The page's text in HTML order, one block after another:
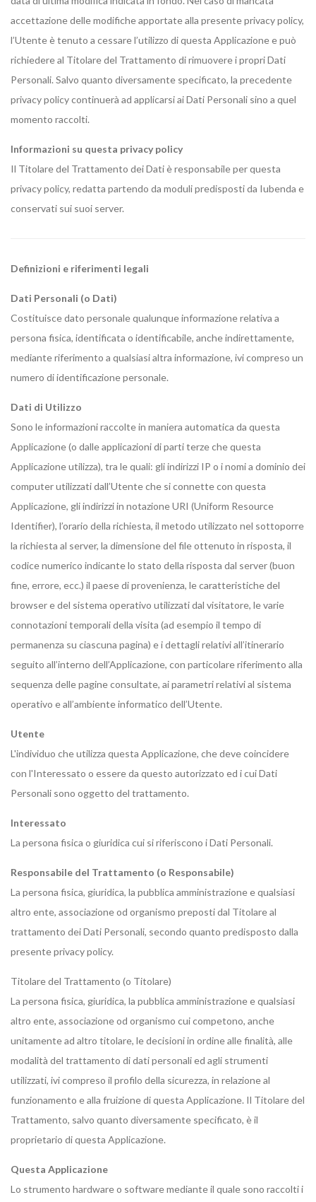
accettazione delle modifiche apportate alla presente privacy policy,
l’Utente è tenuto a cessare l’utilizzo di questa Applicazione e può
richiedere al Titolare del Trattamento di rimuovere i propri Dati
Personali. Salvo quanto diversamente specificato, la precedente
privacy policy continuerà ad applicarsi ai Dati Personali sino a quel
momento raccolti.
Informazioni su questa privacy policy
Il Titolare del Trattamento dei Dati è responsabile per questa
privacy policy, redatta partendo da moduli predisposti da Iubenda e
conservati sui suoi server.
Definizioni e riferimenti legali
Dati Personali (o Dati)
Costituisce dato personale qualunque informazione relativa a
persona fisica, identificata o identificabile, anche indirettamente,
mediante riferimento a qualsiasi altra informazione, ivi compreso un
numero di identificazione personale.
Dati di Utilizzo
Sono le informazioni raccolte in maniera automatica da questa
Applicazione (o dalle applicazioni di parti terze che questa
Applicazione utilizza), tra le quali: gli indirizzi IP o i nomi a dominio dei
computer utilizzati dall’Utente che si connette con questa
Applicazione, gli indirizzi in notazione URI (Uniform Resource
Identifier), l’orario della richiesta, il metodo utilizzato nel sottoporre
la richiesta al server, la dimensione del file ottenuto in risposta, il
codice numerico indicante lo stato della risposta dal server (buon
fine, errore, ecc.) il paese di provenienza, le caratteristiche del
browser e del sistema operativo utilizzati dal visitatore, le varie
connotazioni temporali della visita (ad esempio il tempo di
permanenza su ciascuna pagina) e i dettagli relativi all’itinerario
seguito all’interno dell’Applicazione, con particolare riferimento alla
sequenza delle pagine consultate, ai parametri relativi al sistema
operativo e all’ambiente informatico dell’Utente.
Utente
L'individuo che utilizza questa Applicazione, che deve coincidere
con l'Interessato o essere da questo autorizzato ed i cui Dati
Personali sono oggetto del trattamento.
Interessato
La persona fisica o giuridica cui si riferiscono i Dati Personali.
Responsabile del Trattamento (o Responsabile)
La persona fisica, giuridica, la pubblica amministrazione e qualsiasi
altro ente, associazione od organismo preposti dal Titolare al
trattamento dei Dati Personali, secondo quanto predisposto dalla
presente privacy policy.
Titolare del Trattamento (o Titolare)
La persona fisica, giuridica, la pubblica amministrazione e qualsiasi
altro ente, associazione od organismo cui competono, anche
unitamente ad altro titolare, le decisioni in ordine alle finalità, alle
modalità del trattamento di dati personali ed agli strumenti
utilizzati, ivi compreso il profilo della sicurezza, in relazione al
funzionamento e alla fruizione di questa Applicazione. Il Titolare del
Trattamento, salvo quanto diversamente specificato, è il
proprietario di questa Applicazione.
Questa Applicazione
Lo strumento hardware o software mediante il quale sono raccolti i